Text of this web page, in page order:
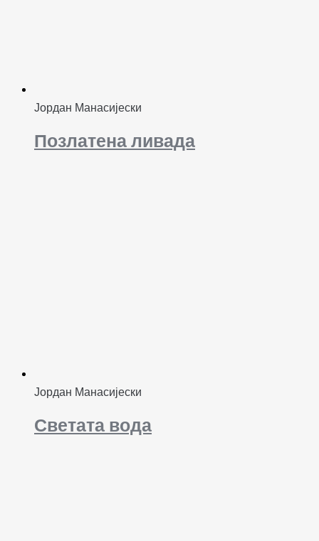
Јордан Манасијески
Позлатена ливада
Јордан Манасијески
Светата вода